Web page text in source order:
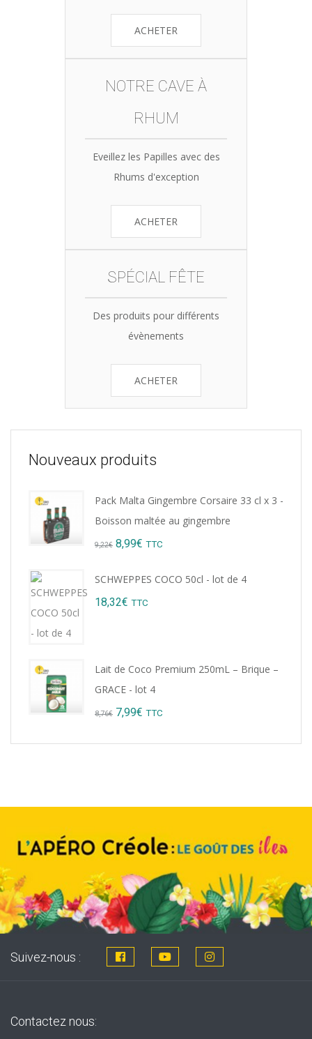
ACHETER
NOTRE CAVE À
RHUM
Eveillez les Papilles avec des
Rhums d'exception
ACHETER
SPÉCIAL FÊTE
Des produits pour différents
évènements
ACHETER
Nouveaux produits
Pack Malta Gingembre Corsaire 33 cl x 3 -
Boisson maltée au gingembre
9,22€ Original
8,99€ Current
TTC
SCHWEPPES COCO 50cl - lot de 4
18,32€ TTC
Lait de Coco Premium 250mL – Brique –
GRACE - lot 4
8,76€ Original
7,99€ Current
TTC
Suivez-nous :
Contactez nous: